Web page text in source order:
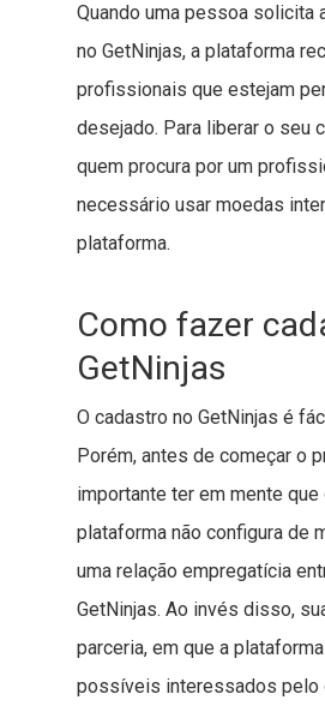
Quando uma pessoa solicita
no GetNinjas, a plataforma
profissionais que estejam
desejado. Para liberar o seu
quem procura por um
necessário usar moedas
plataforma.
Como fazer
GetNinjas
O cadastro no GetNinjas é
Porém, antes de começar o
importante ter em mente que
plataforma não configura de
uma relação empregatícia
GetNinjas. Ao invés disso,
parceria, em que a
possíveis interessados pelo